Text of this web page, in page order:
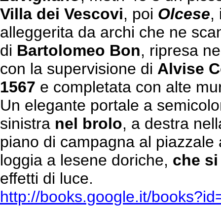
Villa dei Vescovi, poi Olcese,
alleggerita da archi che ne
di Bartolomeo Bon, ripresa
con la supervisione di Alvise
1567 e completata con alte
Un elegante portale a
sinistra nel brolo, a destra
piano di campagna al
loggia a lesene doriche, che
effetti di luce.
http://books.google.it/